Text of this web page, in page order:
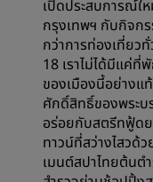
เปิดประสบการณ์ใ
กรุงเทพฯ กับกิจก
กว่าการท่องเที่ยว
18 เราไม่ได้มีแค่
ของเมืองนี้อย่างแ
ศักดิ์สิทธิ์ของพระบ
อร่อยกับสตรีทฟู้ดย
ทาวน์ที่สว่างไสวด้
เมนต์สปาไทยต้นต